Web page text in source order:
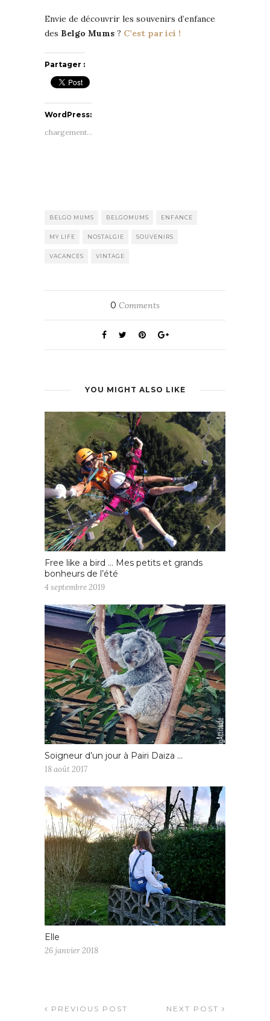
Envie de découvrir les souvenirs d’enfance
des Belgo Mums ? C’est par ici !
Partager :
WordPress:
chargement…
BELGO MUMS BELGOMUMS ENFANCE
MY LIFE NOSTALGIE SOUVENIRS
VACANCES VINTAGE
0 Comments
YOU MIGHT ALSO LIKE
Free like a bird … Mes petits et grands
bonheurs de l’été
4 septembre 2019
Soigneur d’un jour à Pairi Daiza …
18 août 2017
Elle
26 janvier 2018
PREVIOUS POST NEXT POST